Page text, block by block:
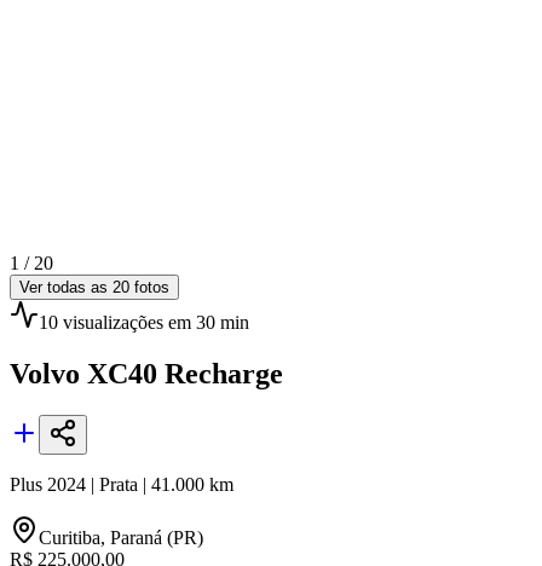
1 / 20
Ver todas as 20 fotos
10 visualizações em 30 min
Volvo XC40 Recharge
Plus 2024 | Prata | 41.000 km
Curitiba, Paraná (PR)
R$ 225.000,00